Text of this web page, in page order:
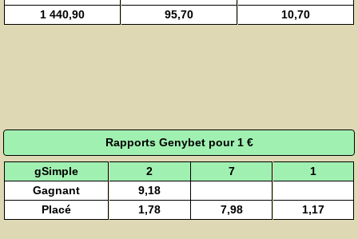
1 440,90
95,70 10,70
Rapports Genybet pour 1 €
gSimple 2 7
1
Gagnant
9,18
Placé
1,78 7,98 1,17